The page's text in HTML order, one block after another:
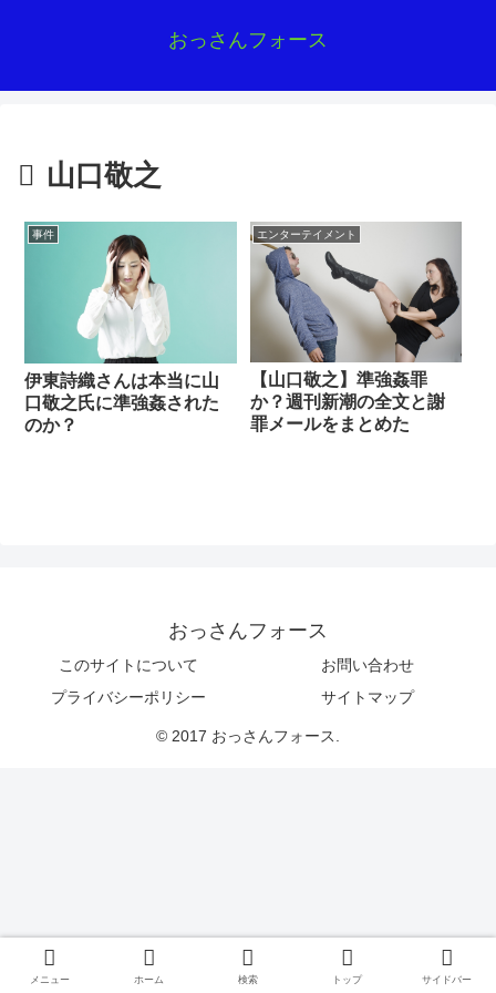
おっさんフォース
山口敬之
事件
伊東詩織さんは本当に山
口敬之氏に準強姦された
のか？
エンターテイメント
【山口敬之】準強姦罪
か？週刊新潮の全文と謝
罪メールをまとめた
おっさんフォース
このサイトについて
お問い合わせ
プライバシーポリシー
サイトマップ
© 2017 おっさんフォース.
メニュー ホーム 検索 トップ サイドバー